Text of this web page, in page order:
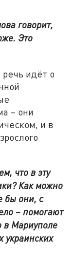
говорит,
Это
идёт о
– они
и в
что в эту
Как можно
бы они, с
– помогают
в Мариуполе
украинских